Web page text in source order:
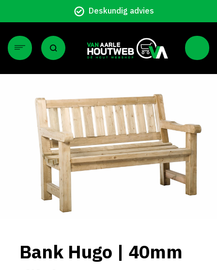
Particulier en zakelijk
Bank Hugo | 40mm